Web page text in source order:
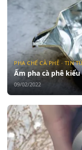
PHA CHẾ CÀ PHÊ · TIN
Ấm pha cà phê
09/02/2022